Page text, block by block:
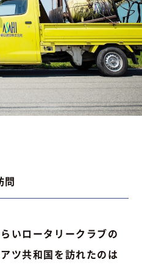
問
いロータリークラブの
ツ共和国を訪れたのは